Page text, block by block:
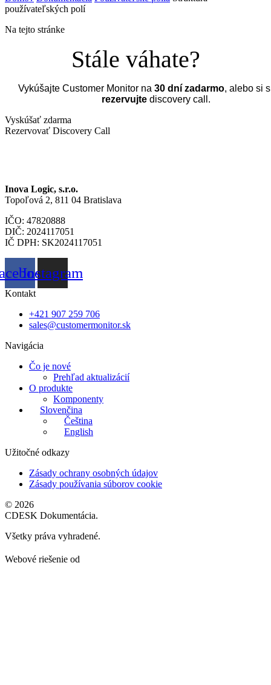
používateľských polí
Na tejto stránke
Stále váhate?
Vykúšajte Customer Monitor na 30 dní zadarmo, alebo si
rezervujtediscovery call.
Vyskúšať zdarma
Rezervovať Discovery Call
Inova Logic, s.r.o.
Topoľová 2, 811 04 Bratislava
IČO: 47820888
DIČ: 2024117051
IČ DPH: SK2024117051
Instagram
Kontakt
+421 907 259 706
sales@customermonitor.sk
Navigácia
Čo je nové
Prehľad aktualizácií
O produkte
Komponenty
Slovenčina
Čeština
English
Užitočné odkazy
Zásady ochrany osobných údajov
Zásady používania súborov cookie
© 2026
CDESK Dokumentácia.
Všetky práva vyhradené.
Webové riešenie od